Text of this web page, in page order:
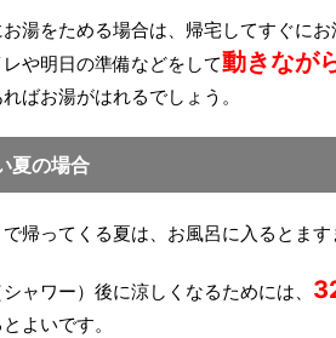
湯をためる場合は、帰宅してすぐに
や明日の準備などをして動きなが
ばお湯がはれるでしょう。
夏の場合
帰ってくる夏は、お風呂に入るとま
ャワー）後に涼しくなるためには、
よいです。